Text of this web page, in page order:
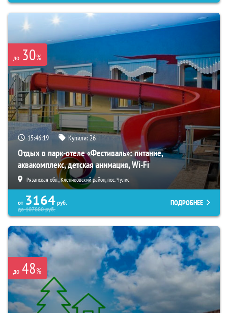
до 30%
15:46:17 Купили:26
Отдых в парк-отеле «Фестиваль»: питание,
аквакомплекс, детская анимация, Wi-Fi
Рязанская обл., Клепиковский район, пос. Чулис
от 3164 руб.
до107880руб.
ПОДРОБНЕЕ
до 48%